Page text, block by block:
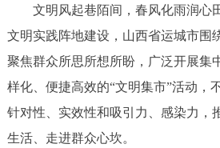
文明风起巷陌间，春风化雨润心
文明实践阵地建设，山西省运城市围
聚焦群众所思所想所盼，广泛开展集
样化、便捷高效的“文明集市”活动，
针对性、实效性和吸引力、感染力，
生活、走进群众心坎。